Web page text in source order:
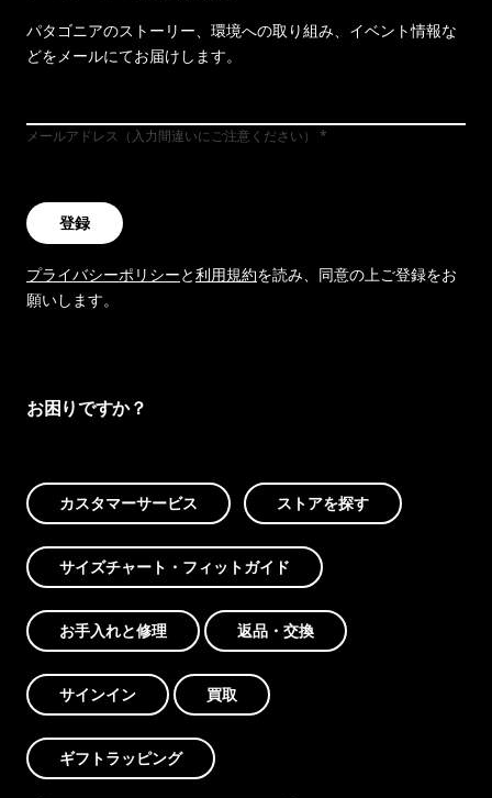
パタゴニアのストーリー、環境への取り組み、イベント情報な
どをメールにてお届けします。
メールアドレス（入力間違いにご注意ください）
登録
プライバシーポリシーと利用規約を読み、同意の上ご登録をお
願いします。
お困りですか？
カスタマーサービス ストアを探す
サイズチャート・フィットガイド
お手入れと修理 返品・交換
サインイン 買取
ギフトラッピング